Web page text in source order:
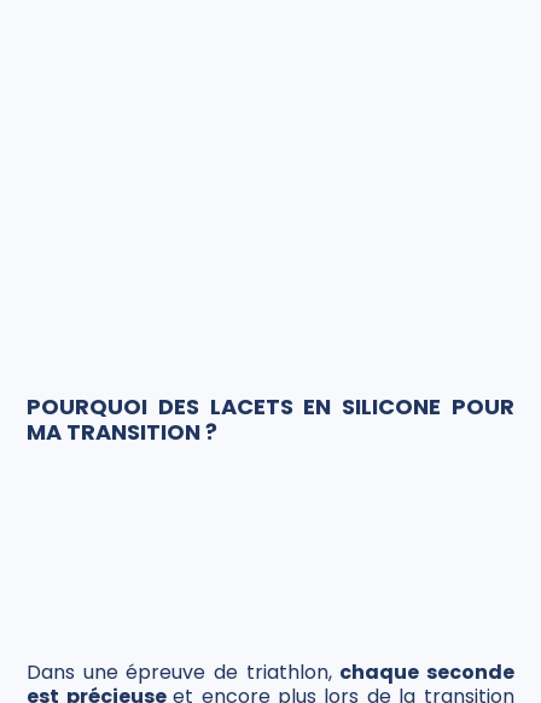
POURQUOI DES LACETS EN SILICONE POUR
MA TRANSITION ?
Dans une épreuve de triathlon, chaque seconde
est précieuseet encore plus lors de la transition